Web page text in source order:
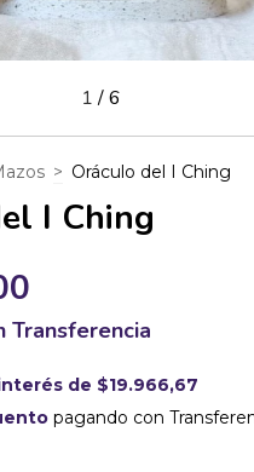
1/6
> Oráculo del I Ching
I Ching
Transferencia
de $19.966,67
pagando con